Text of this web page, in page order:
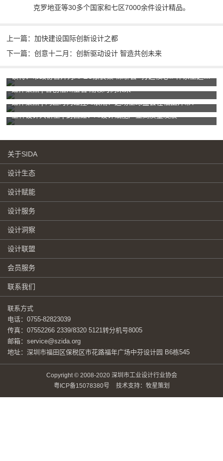
克罗地亚等30多个国家和七区7000余件设计精品。
上一篇：加快建设国际创新设计之都
下一篇：创意十二月：创新驱动设计 智造共创未来
关于SIDA
设计生态
设计赋能
设计服务
设计洞察
设计联盟
会员服务
联系我们
联系方式
电话：0755-82823039
传真：07552266 2339/8320 5121转分机号8005
邮箱：service@szida.org
地址：深圳市福田区保税区市花路福年广场中芬设计园 B6栋545
Copyright © 2008-2020 深圳市工业设计行业协会
粤ICP备15078380号
技术支持：牧星策划